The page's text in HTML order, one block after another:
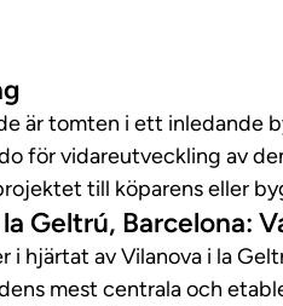
är tomten i ett inledande
för vidareutveckling av
till köparens eller
Geltrú, Barcelona:
i hjärtat av Vilanova i la
mest centrala och